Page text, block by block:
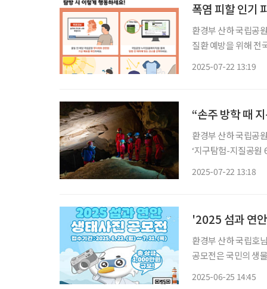
폭염 피할 인기
환경부 산하 국립공
질환 예방을 위해 전
2025-07-22 13:19
“손주 방학 때
환경부 산하 국립공
‘지구탐험-지질공원
2025-07-22 13:18
'2025 섬과 연
환경부 산하 국립호
공모전은 국민의 생
2025-06-25 14:45